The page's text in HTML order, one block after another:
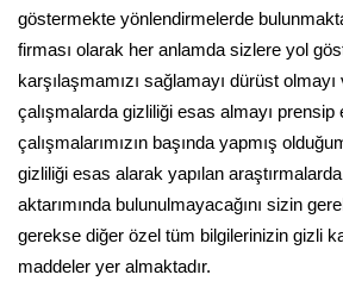
göstermekte yönlendirmelerde
firması olarak her anlamda sizlere yol
karşılaşmamızı sağlamayı dürüst olmayı
çalışmalarda gizliliği esas almayı prensip
çalışmalarımızın başında yapmış
gizliliği esas alarak yapılan
aktarımında bulunulmayacağını sizin
gerekse diğer özel tüm bilgilerinizin gizli
maddeler yer almaktadır.